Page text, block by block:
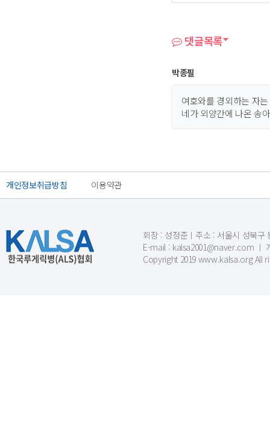
댓글목록
박종필
여호와를 경외하는 자
네가 외양간에 나온 송
개인정보취급방침 이용약관
회장 : 성정준ㅣ주소 : 서울시 성북구
E-mail : kalsa2001@naver.com ㅣ
Copyright 2019 www.kalsa.org All